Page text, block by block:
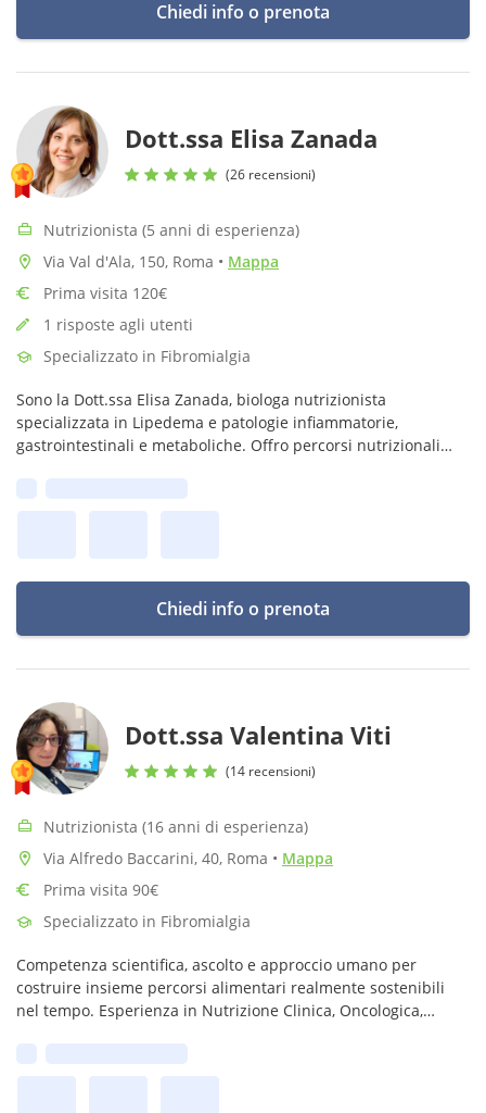
Chiedi info o prenota
Dott.ssa Elisa Zanada
(26 recensioni)
Nutrizionista (5 anni di esperienza)
Via Val d'Ala, 150, Roma • Mappa
Prima visita 120€
1 risposte agli utenti
Specializzato in Fibromialgia
Sono la Dott.ssa Elisa Zanada, biologa nutrizionista
specializzata in Lipedema e patologie infiammatorie,
gastrointestinali e metaboliche. Offro percorsi nutrizionali
Chiedi info o prenota
Dott.ssa Valentina Viti
(14 recensioni)
Nutrizionista (16 anni di esperienza)
Via Alfredo Baccarini, 40, Roma • Mappa
Prima visita 90€
Specializzato in Fibromialgia
Competenza scientifica, ascolto e approccio umano per
costruire insieme percorsi alimentari realmente sostenibili
nel tempo. Esperienza in Nutrizione Clinica, Oncologica,